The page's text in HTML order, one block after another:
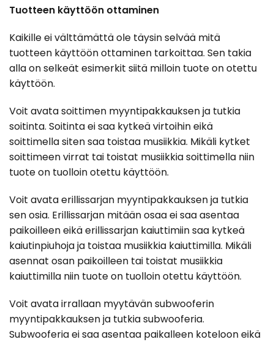
Tuotteen käyttöön ottaminen
Kaikille ei välttämättä ole täysin selvää mitä
tuotteen käyttöön ottaminen tarkoittaa. Sen takia
alla on selkeät esimerkit siitä milloin tuote on otettu
käyttöön.
Voit avata soittimen myyntipakkauksen ja tutkia
soitinta. Soitinta ei saa kytkeä virtoihin eikä
soittimella siten saa toistaa musiikkia. Mikäli kytket
soittimeen virrat tai toistat musiikkia soittimella niin
tuote on tuolloin otettu käyttöön.
Voit avata erillissarjan myyntipakkauksen ja tutkia
sen osia. Erillissarjan mitään osaa ei saa asentaa
paikoilleen eikä erillissarjan kaiuttimiin saa kytkeä
kaiutinpiuhoja ja toistaa musiikkia kaiuttimilla. Mikäli
asennat osan paikoilleen tai toistat musiikkia
kaiuttimilla niin tuote on tuolloin otettu käyttöön.
Voit avata irrallaan myytävän subwooferin
myyntipakkauksen ja tutkia subwooferia.
Subwooferia ei saa asentaa paikalleen koteloon eikä